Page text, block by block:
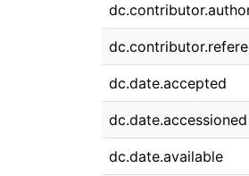
dc.date.accepted
dc.date.accessioned
dc.date.available